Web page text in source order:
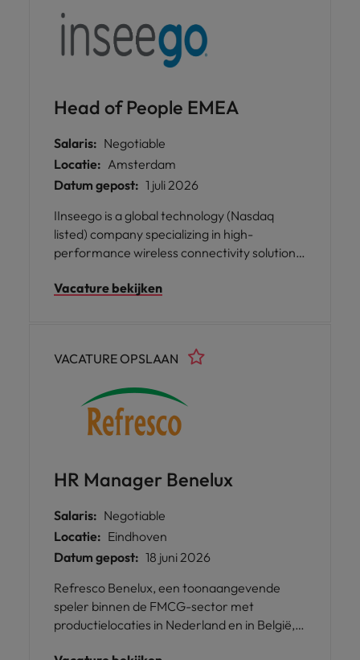
Head of People EMEA
Salaris: Negotiable
Locatie: Amsterdam
Datum gepost: 1 juli 2026
IInseego is a global technology (Nasdaq
listed) company specializing in high-
performance wireless connectivity solutions.
advanced 4G and 5G mobile broadband
and individuals stay securely connected.
Vacature bekijken
HR Manager Benelux
VACATURE OPSLAAN
Salaris: Negotiable
Locatie: Eindhoven
Datum gepost: 18 juni 2026
Refresco Benelux, een toonaangevende
speler binnen de FMCG-sector met
productielocaties in Nederland en in België,